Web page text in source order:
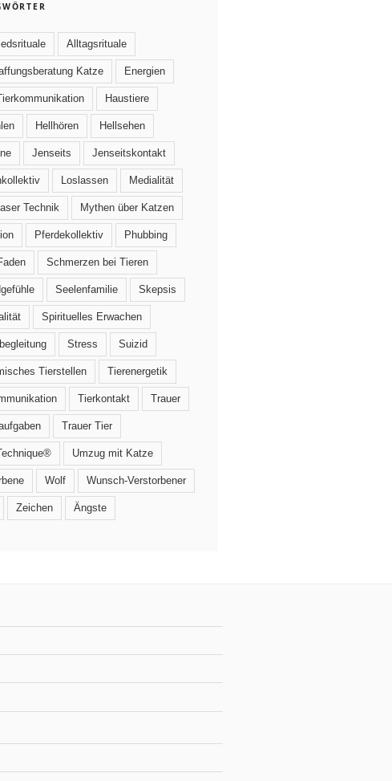
Alltagsrituale
Katze Energien
Haustiere
Hellhören Hellsehen
Jenseits Jenseitskontakt
Loslassen Medialität
Technik Mythen über Katzen
Pferdekollektiv Phubbing
Schmerzen bei Tieren
Seelenfamilie Skepsis
Spirituelles Erwachen
Stress Suizid
Tierstellen Tierenergetik
Tierkontakt Trauer
Trauer Tier
Umzug mit Katze
Wolf Wunsch-Verstorbener
Zeichen Ängste